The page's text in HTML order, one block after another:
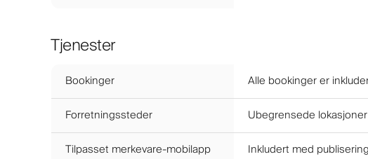
Tjenester
Bookinger
Alle bookinger er
Forretningssteder
Ubegrensede
Tilpasset merkevare-mobilapp
Inkludert med